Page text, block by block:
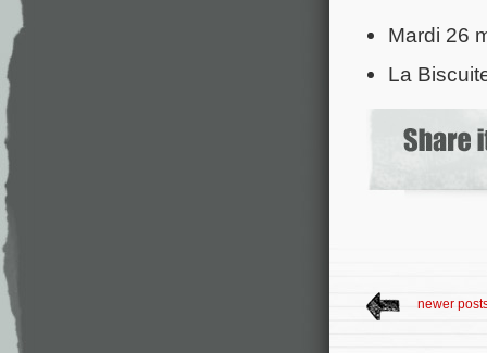
Mardi 26
La
newer